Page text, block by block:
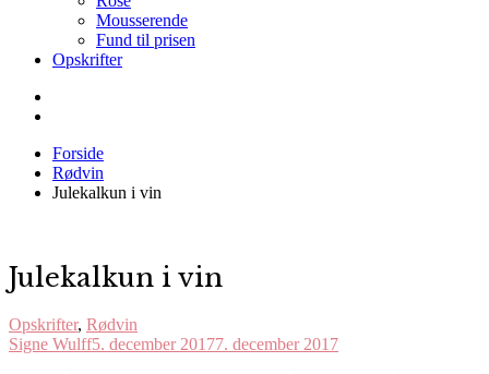
Mousserende
Fund til prisen
Opskrifter
Forside
Rødvin
Julekalkun i vin
Julekalkun i vin
Opskrifter, Rødvin
Signe Wulff5. december 20177. december 2017